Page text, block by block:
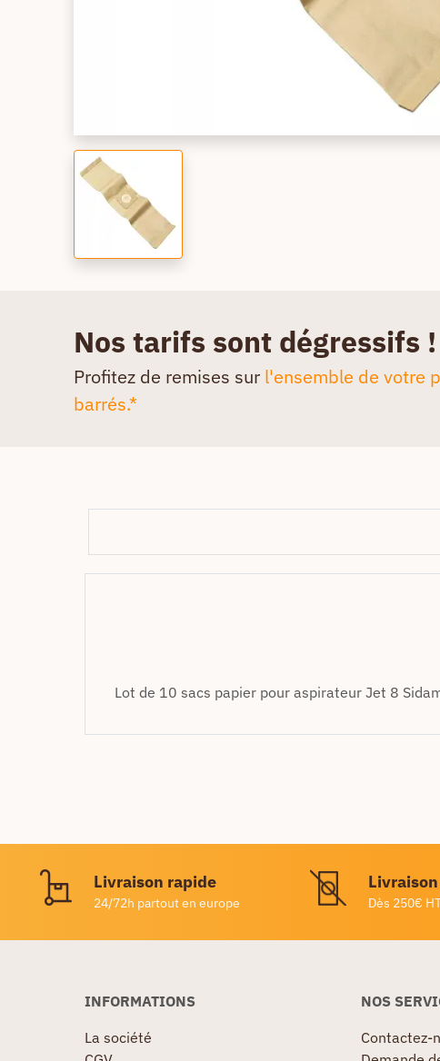
Nos tarifs sont dégressifs !
Profitez de remises sur l'ensemble de votre
barrés.*
Lot de 10 sacs papier pour aspirateur Jet 8
Livraison rapide
24/72h partout en europe Dès 250€
INFORMATIONS
La société
NOS
Contactez-